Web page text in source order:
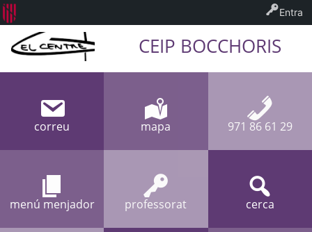
CEIP BOCCHORIS
correu mapa 971 86 61 29
menú menjador professorat cerca
Entra